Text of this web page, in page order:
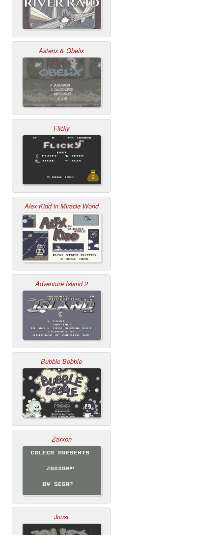
Asterix & Obelix
Flicky
Alex Kidd in Miracle World
Adventure Island 2
Bubble Bobble
Zaxxon
Joust